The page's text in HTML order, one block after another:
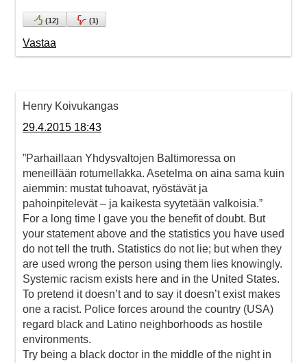
(12) (1)
Vastaa
Henry Koivukangas
29.4.2015 18:43
”Parhaillaan Yhdysvaltojen Baltimoressa on
meneillään rotumellakka. Asetelma on aina sama kuin
aiemmin: mustat tuhoavat, ryöstävät ja
pahoinpitelevät – ja kaikesta syytetään valkoisia.”
For a long time I gave you the benefit of doubt. But
your statement above and the statistics you have used
do not tell the truth. Statistics do not lie; but when they
are used wrong the person using them lies knowingly.
Systemic racism exists here and in the United States.
To pretend it doesn’t and to say it doesn’t exist makes
one a racist. Police forces around the country (USA)
regard black and Latino neighborhoods as hostile
environments.
Try being a black doctor in the middle of the night in